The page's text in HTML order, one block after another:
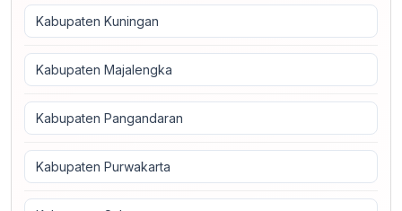
Kabupaten Kuningan
Kabupaten Majalengka
Kabupaten Pangandaran
Kabupaten Purwakarta